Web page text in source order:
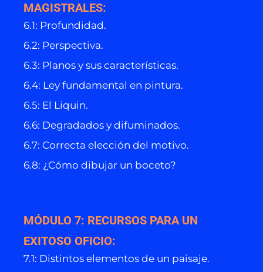
MAGISTRALES:
6.1: Profundidad.
6.2: Perspectiva.
6.3: Planos y sus características.
6.4: Ley fundamental en pintura.
6.5: El Liquin.
6.6: Degradados y difuminados.
6.7: Correcta elección del motivo.
6.8: ¿Cómo dibujar un boceto?
MÓDULO 7: RECURSOS PARA UN
EXITOSO OFICIO:
7.1: Distintos elementos de un paisaje.